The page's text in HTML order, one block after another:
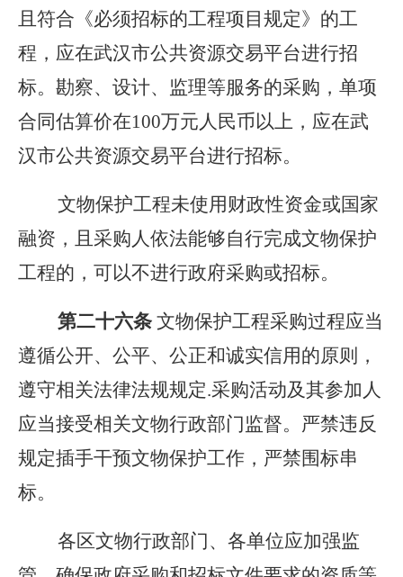
且符合《必须招标的工程项目规定》的工
程，应在武汉市公共资源交易平台进行招
标。勘察、设计、监理等服务的采购，单项
合同估算价在100万元人民币以上，应在武
汉市公共资源交易平台进行招标。
文物保护工程未使用财政性资金或国家
融资，且采购人依法能够自行完成文物保护
工程的，可以不进行政府采购或招标。
第二十六条 文物保护工程采购过程应当
遵循公开、公平、公正和诚实信用的原则，
遵守相关法律法规规定.采购活动及其参加人
应当接受相关文物行政部门监督。严禁违反
规定插手干预文物保护工作，严禁围标串
标。
各区文物行政部门、各单位应加强监